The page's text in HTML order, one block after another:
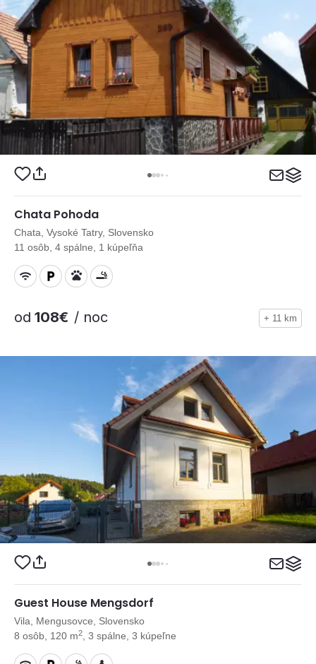
Chata Pohoda
Chata, Vysoké Tatry, Slovensko
11 osôb, 4 spálne, 1 kúpeľňa
od 108€ / noc + 11 km
Guest House Mengsdorf
Vila, Mengusovce, Slovensko
8 osôb, 120 m2 , 3 spálne, 3 kúpeľne